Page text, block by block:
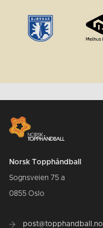
Norsk Topphåndball
Sognsveien 75 a
0855 Oslo
post@topphandball.no